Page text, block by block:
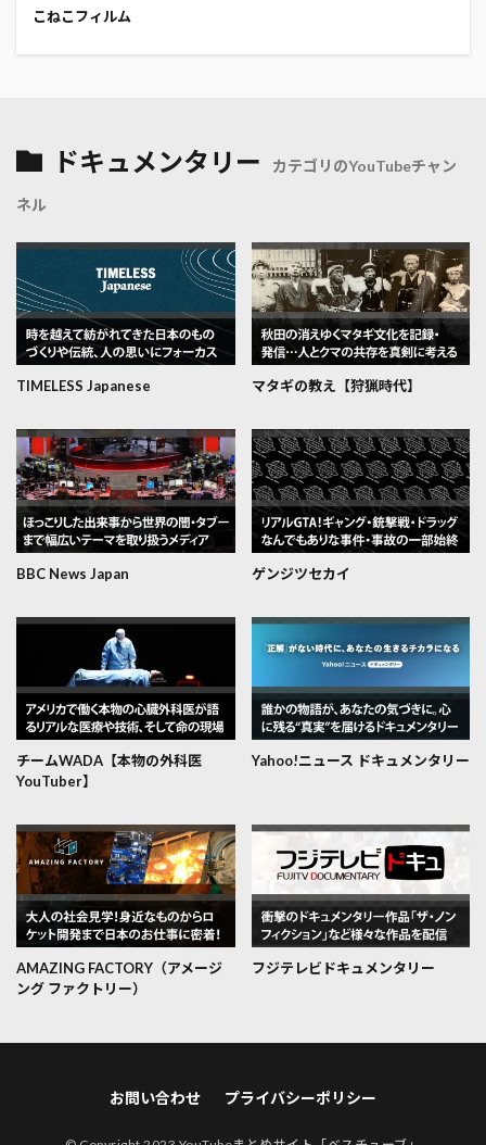
こねこフィルム
ドキュメンタリー カテゴリのYouTubeチャン
ネル
TIMELESS Japanese マタギの教え【狩猟時代】
BBC News Japan ゲンジツセカイ
チームWADA【本物の外科医
YouTuber】
Yahoo!ニュース ドキュメンタリー
AMAZING FACTORY（アメージ
ング ファクトリー）
フジテレビドキュメンタリー
お問い合わせ プライバシーポリシー